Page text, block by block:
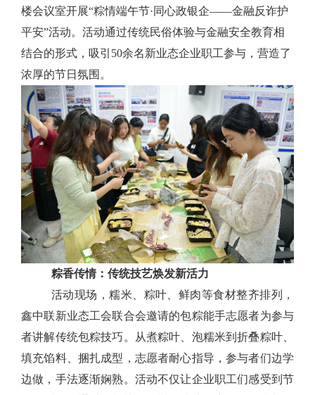
楼会议室开展“粽情端午节·同心政银企——金融反诈护
平安”活动。 活动通过传统民俗体验与金融安全教育相
结合的形式，吸引 50余名新业态企业职工参与，营造了
浓厚的节日氛围。
粽香传情：传统技艺焕发新活力
活动现场，糯米、粽叶、鲜肉等食材整齐排列，
鑫中联新业态工会联合会邀请的包粽能手志愿者为参与
者讲解传统包粽技巧。从煮粽叶、泡糯米到折叠粽叶、
填充馅料、捆扎成型，志愿者耐心指导，参与者们边学
边做，手法逐渐娴熟。活动不仅让企业职工们感受到节